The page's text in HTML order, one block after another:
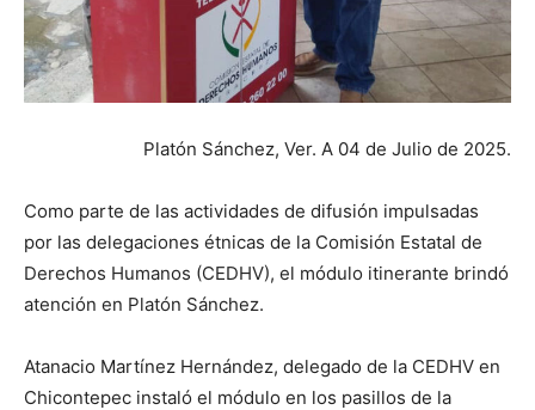
Platón Sánchez, Ver. A 04 de Julio de 2025.
Como parte de las actividades de difusión impulsadas
por las delegaciones étnicas de la Comisión Estatal de
Derechos Humanos (CEDHV), el módulo itinerante brindó
atención en Platón Sánchez.
Atanacio Martínez Hernández, delegado de la CEDHV en
Chicontepec instaló el módulo en los pasillos de la